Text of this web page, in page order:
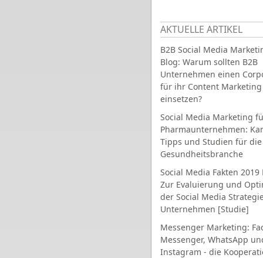
AKTUELLE ARTIKEL
B2B Social Media
Blog: Warum sollten B2B
Unternehmen einen
für ihr Content Marketing
einsetzen?
Social Media Marketing
Pharmaunternehmen:
Tipps und Studien für die
Gesundheitsbranche
Social Media Fakten 2019
Zur Evaluierung und
der Social Media
Unternehmen [Studie]
Messenger Marketing:
Messenger, WhatsApp
Instagram - die